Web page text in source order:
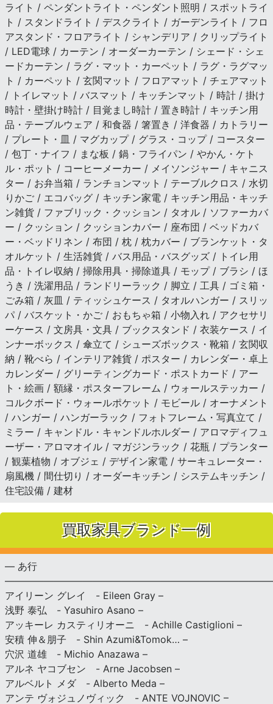
ライト / ペンダントライト・ペンダント照明 / スポットライ
ト / スタンドライト / デスクライト / ガーデンライト / フロ
アスタンド・フロアライト / シャンデリア / クリップライト
/ LED電球 / カーテン / オーダーカーテン / シェード・シェ
ードカーテン / ラグ・マット・カーペット / ラグ・ラグマッ
ト / カーペット / 玄関マット / フロアマット / チェアマット
/ トイレマット / バスマット / キッチンマット / 時計 / 掛け
時計・壁掛け時計 / 目覚まし時計 / 置き時計 / キッチン用
品・テーブルウェア / 和食器 / 箸置き / 洋食器 / カトラリー
/ プレート・皿 / マグカップ / グラス・コップ / コースター
/ 包丁・ナイフ / まな板 / 鍋・フライパン / やかん・ケト
ル・ポット / コーヒーメーカー / メイソンジャー / キャニス
ター / お弁当箱 / ランチョンマット / テーブルクロス / 水切
りかご / エコバッグ / キッチン家電 / キッチン用品・キッチ
ン雑貨 / ファブリック・クッション / タオル / ソファーカバ
ー / クッション / クッションカバー / 座布団 / ベッドカバ
ー・ベッドリネン / 布団 / 枕 / 枕カバー / ブランケット・タ
オルケット / 生活雑貨 / バス用品・バスグッズ / トイレ用
品・トイレ収納 / 掃除用具・掃除道具 / モップ / ブラシ / ほ
うき / 洗濯用品 / ランドリーラック / 脚立 / 工具 / ゴミ箱・
ごみ箱 / 灰皿 / ティッシュケース / タオルハンガー / スリッ
パ / バスケット・かご / おもちゃ箱 / 小物入れ / アクセサリ
ーケース / 文房具・文具 / ブックスタンド / 衣装ケース / イ
ンナーボックス / 傘立て / シューズボックス・靴箱 / 玄関収
納 / 靴べら / インテリア雑貨 / ポスター / カレンダー・卓上
カレンダー / グリーティングカード・ポストカード / アー
ト・絵画 / 額縁・ポスターフレーム / ウォールステッカー /
コルクボード・ウォールポケット / モビール / オーナメント
/ ハンガー / ハンガーラック / フォトフレーム・写真立て /
ミラー / キャンドル・キャンドルホルダー / アロマディフュ
ーザー・アロマオイル / マガジンラック / 花瓶 / プランター
/ 観葉植物 / オブジェ / デザイン家電 / サーキュレーター・
扇風機 / 間仕切り / オーダーキッチン / システムキッチン /
住宅設備 / 建材
買取家具ブランド一例
— あ行
アイリーン グレイ - Eileen Gray –
浅野 泰弘 - Yasuhiro Asano –
アッキーレ カスティリオーニ - Achille Castiglioni –
安積 伸＆朋子 - Shin Azumi&Tomok… –
穴沢 道雄 - Michio Anazawa –
アルネ ヤコブセン - Arne Jacobsen –
アルベルト メダ - Alberto Meda –
アンテ ヴォジュノヴィック - ANTE VOJNOVIC –